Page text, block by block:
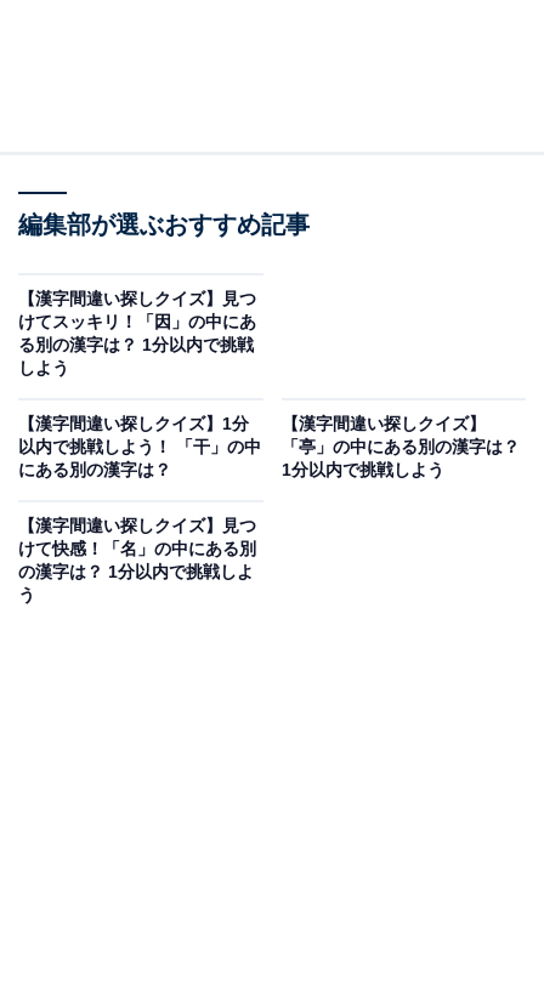
【漢字間違い探しクイズ】見つけてスッキ
で挑戦しよう
あわせて読みたい
別の漢字は？ 1分以内で挑戦しよう
次ページ
編集部が選ぶおすすめ記事
【漢字間違い探しクイズ】見つ
けてスッキリ！「因」の中にあ
る別の漢字は？ 1分以内で挑戦
しよう
【漢字間違い探しクイズ】1分
以内で挑戦しよう！ 「干」の中
にある別の漢字は？
【漢字間違い探しクイズ】
「亭」の中にある別の漢字は？
1分以内で挑戦しよう
【漢字間違い探しクイズ】見つ
けて快感！「名」の中にある別
の漢字は？ 1分以内で挑戦しよ
う